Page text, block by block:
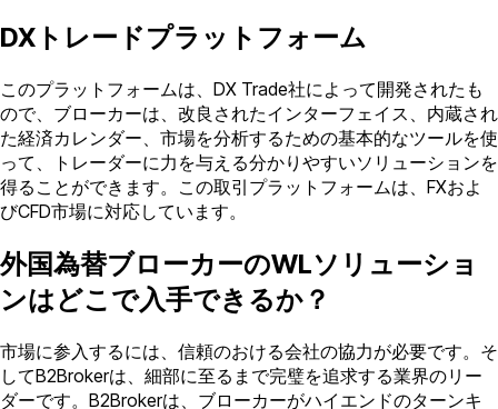
DXトレードプラットフォーム
このプラットフォームは、DX Trade社によって開発されたも
ので、ブローカーは、改良されたインターフェイス、内蔵され
た経済カレンダー、市場を分析するための基本的なツールを使
って、トレーダーに力を与える分かりやすいソリューションを
得ることができます。この取引プラットフォームは、FXおよ
びCFD市場に対応しています。
外国為替ブローカーのWLソリューショ
ンはどこで入手できるか？
市場に参入するには、信頼のおける会社の協力が必要です。そ
してB2Brokerは、細部に至るまで完璧を追求する業界のリー
ダーです。B2Brokerは、ブローカーがハイエンドのターンキ